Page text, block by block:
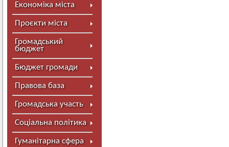
Економіка міста
Проєкти міста
Громадський
бюджет
Бюджет громади
Правова база
Громадська участь
Соціальна політика
Гуманітарна сфера